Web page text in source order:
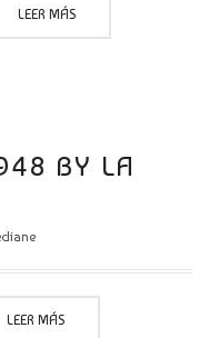
LEER MÁS
BY LA
LEER MÁS